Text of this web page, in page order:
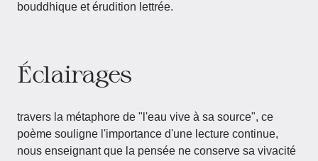
bouddhique et érudition lettrée.
Éclairages
travers la métaphore de "l'eau vive à sa source", ce
poème souligne l'importance d'une lecture continue,
nous enseignant que la pensée ne conserve sa vivacité